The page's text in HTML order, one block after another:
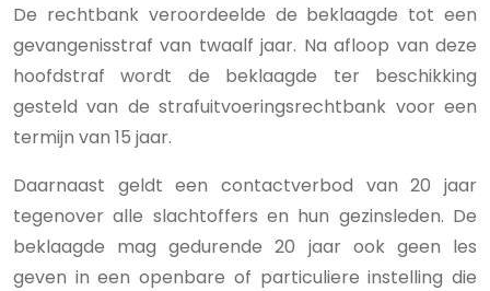
De rechtbank veroordeelde de beklaagde tot een
gevangenisstraf van twaalf jaar. Na afloop van deze
hoofdstraf wordt de beklaagde ter beschikking
gesteld van de strafuitvoeringsrechtbank voor een
termijn van 15 jaar.
Daarnaast geldt een contactverbod van 20 jaar
tegenover alle slachtoffers en hun gezinsleden. De
beklaagde mag gedurende 20 jaar ook geen les
geven in een openbare of particuliere instelling die